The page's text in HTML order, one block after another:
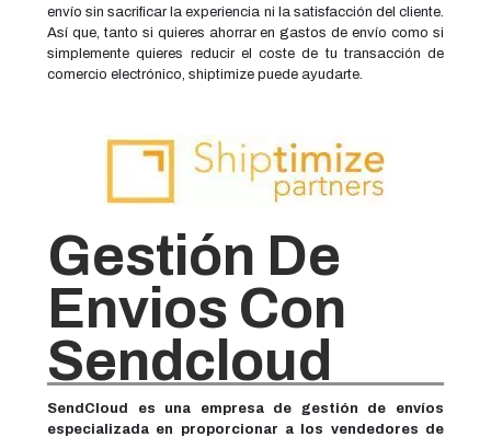
envío sin sacrificar la experiencia ni la satisfacción del cliente.
Así que, tanto si quieres ahorrar en gastos de envío como si
simplemente quieres reducir el coste de tu transacción de
comercio electrónico, shiptimize puede ayudarte.
Gestión De
Envios Con
Sendcloud
SendCloud es una empresa de gestión de envíos
especializada en proporcionar a los vendedores de